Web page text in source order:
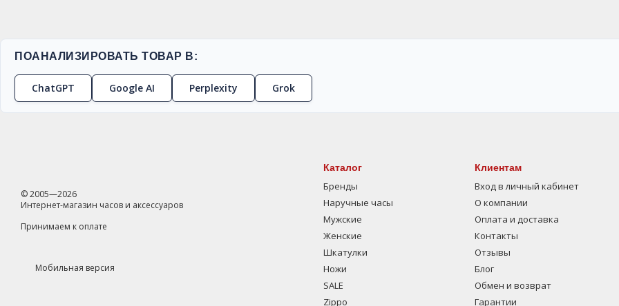
ПОАНАЛИЗИРОВАТЬ ТОВАР В:
ChatGPT Google AI Perplexity Grok
© 2005—2026
Интернет-магазин часов и аксессуаров
Принимаем к оплате
Мобильная версия
Каталог
Бренды
Наручные часы
Мужские
Женские
Шкатулки
Ножи
SALE
Zippo
Клиентам
Вход в личный кабинет
О компании
Оплата и доставка
Контакты
Отзывы
Блог
Обмен и возврат
Гарантии